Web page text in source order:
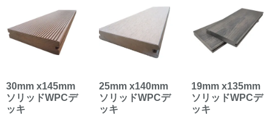
30mm x145mm
ソリッドWPCデ
ッキ
25mm x140mm
ソリッドWPCデ
ッキ
19mm x135mm
ソリッドWPCデ
ッキ